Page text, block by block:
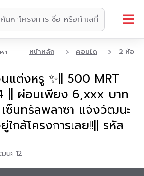
า หน้าหลัก คอนโด 2 ห้อง
แต่งหรู ✨|| 500 MRT
|| ผ่อนเพียง 6,xxx บาท
ซ็นทรัลพลาซา แจ้งวัฒนะ
ใกล้โครงการเลย!!|| รหัส
นะ 12